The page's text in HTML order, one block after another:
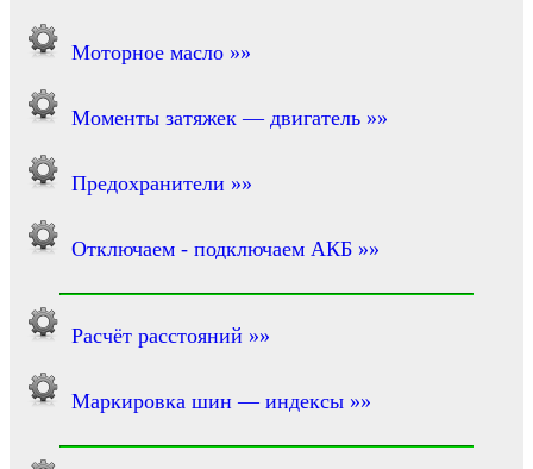
Моторное масло »»
Моменты затяжек — двигатель »»
Предохранители »»
Отключаем - подключаем АКБ »»
Расчёт расстояний »»
Маркировка шин — индексы »»